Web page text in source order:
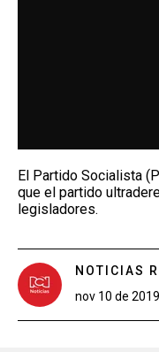
El Partido Socialista
que el partido
legisladores.
NOTICIAS
nov 10 de 2019